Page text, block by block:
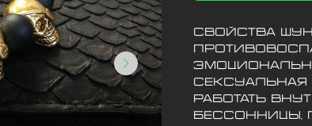
Свойства
сексуальная
работать
бессонницы,